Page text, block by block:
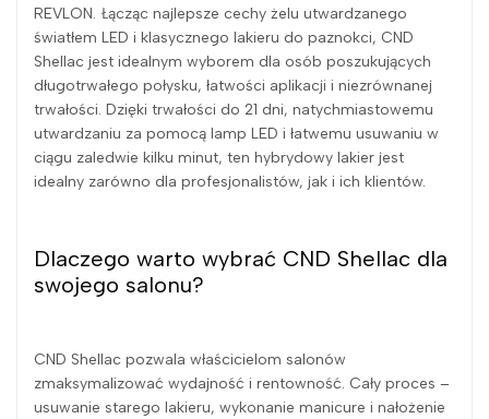
REVLON. Łącząc najlepsze cechy żelu utwardzanego
światłem LED i klasycznego lakieru do paznokci, CND
Shellac jest idealnym wyborem dla osób poszukujących
długotrwałego połysku, łatwości aplikacji i niezrównanej
trwałości. Dzięki trwałości do 21 dni, natychmiastowemu
utwardzaniu za pomocą lamp LED i łatwemu usuwaniu w
ciągu zaledwie kilku minut, ten hybrydowy lakier jest
idealny zarówno dla profesjonalistów, jak i ich klientów.
Dlaczego warto wybrać CND Shellac dla
swojego salonu?
CND Shellac pozwala właścicielom salonów
zmaksymalizować wydajność i rentowność. Cały proces –
usuwanie starego lakieru, wykonanie manicure i nałożenie